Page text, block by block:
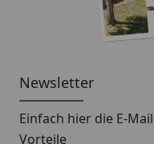
Newsletter
Einfach hier die E-
Vorteile